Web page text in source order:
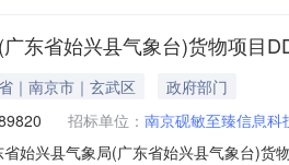
东省始兴县气象台)货物项目
｜南京市｜玄武区
政府部门
招标单位： 南京砚敏至臻信息科
始兴县气象局(广东省始兴县气象台)